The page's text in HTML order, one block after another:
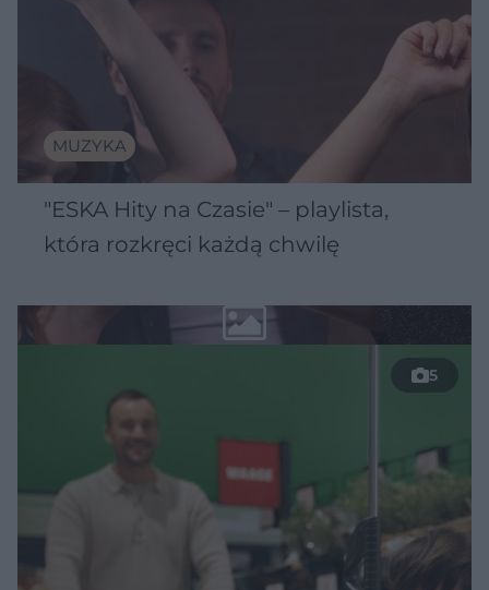
MUZYKA
"ESKA Hity na Czasie" – playlista,
która rozkręci każdą chwilę
5